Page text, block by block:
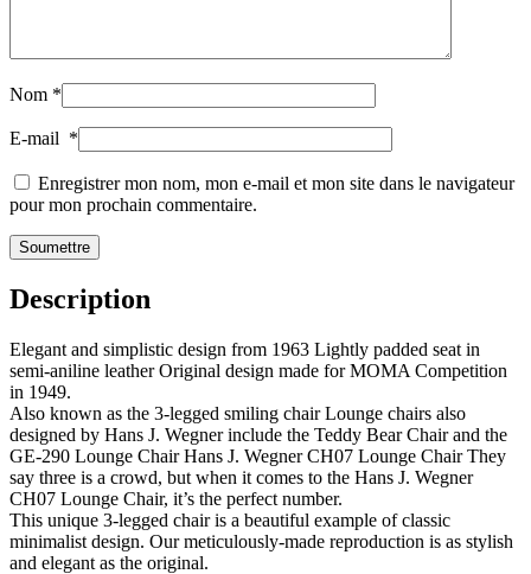
Nom *
E-mail *
Enregistrer mon nom, mon e-mail et mon site dans le navigateur
pour mon prochain commentaire.
Description
Elegant and simplistic design from 1963 Lightly padded seat in
semi-aniline leather Original design made for MOMA Competition
in 1949.
Also known as the 3-legged smiling chair Lounge chairs also
designed by Hans J. Wegner include the Teddy Bear Chair and the
GE-290 Lounge Chair Hans J. Wegner CH07 Lounge Chair They
say three is a crowd, but when it comes to the Hans J. Wegner
CH07 Lounge Chair, it’s the perfect number.
This unique 3-legged chair is a beautiful example of classic
minimalist design. Our meticulously-made reproduction is as stylish
and elegant as the original.